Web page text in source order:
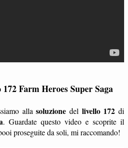
Farm Heroes Super Saga
allasoluzione del livello 172 di
. Guardate questo video e scoprite il
proseguite da soli, mi raccomando!